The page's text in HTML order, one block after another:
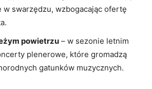
w swarzędzu, wzbogacając ofertę
powietrzu – w sezonie letnim
plenerowe, które gromadzą
gatunków muzycznych.